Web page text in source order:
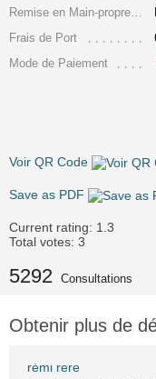
Remise en Main-propre Uniquement
Frais de Port
Mode de Paiement
Voir QR Code
Save as PDF
Current rating: 1.3
Total votes: 3
5292 Consultations
Obtenir plus de
rémi rere